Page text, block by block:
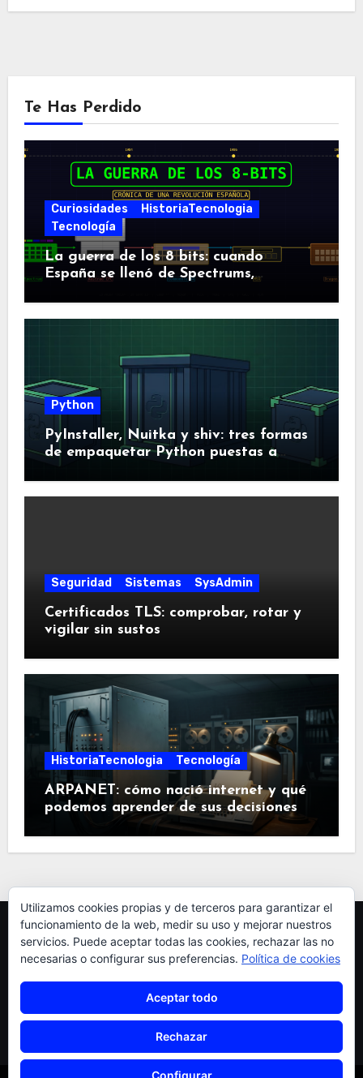
Te Has Perdido
Curiosidades
HistoriaTecnologia
Tecnología
La guerra de los 8 bits: cuando
España se llenó de Spectrums,
Python
PyInstaller, Nuitka y shiv: tres formas
de empaquetar Python puestas a
prueba
Seguridad Sistemas SysAdmin
Certificados TLS: comprobar, rotar y
vigilar sin sustos
HistoriaTecnologia Tecnología
ARPANET: cómo nació internet y qué
podemos aprender de sus decisiones
pardellas
Utilizamos cookies propias y de terceros para garantizar el
funcionamiento de la web, medir su uso y mejorar nuestros
servicios. Puede aceptar todas las cookies, rechazar las no
necesarias o configurar sus preferencias. Política de cookies
Aceptar todo
Rechazar
Configurar